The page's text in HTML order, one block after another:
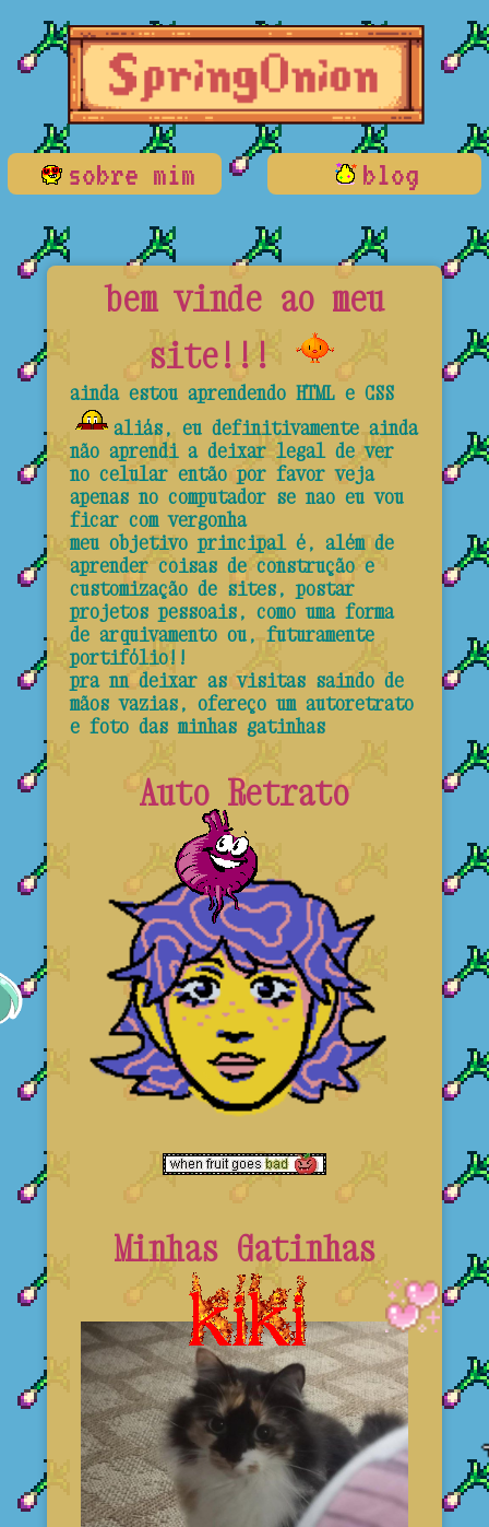
sobre mim blog
bem vinde ao meu
site!!!
ainda estou aprendendo HTML e CSS
aliás, eu definitivamente ainda
não aprendi a deixar legal de ver
no celular então por favor veja
apenas no computador se nao eu vou
ficar com vergonha
meu objetivo principal é, além de
aprender coisas de construção e
customização de sites, postar
projetos pessoais, como uma forma
de arquivamento ou, futuramente
portifólio!!
pra nn deixar as visitas saindo de
mãos vazias, ofereço um autoretrato
e foto das minhas gatinhas
Auto Retrato
Minhas Gatinhas